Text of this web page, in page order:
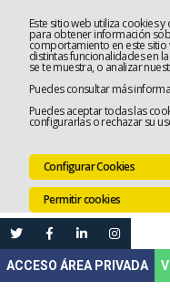
Este sitio web utiliza cookies
para obtener información
comportamiento en este
distintas funcionalidades en
se te muestra, o analizar
Puedes consultar más
Puedes aceptar todas las
configurarlas o rechazar su
Configurar Cookies
Permitir cookies